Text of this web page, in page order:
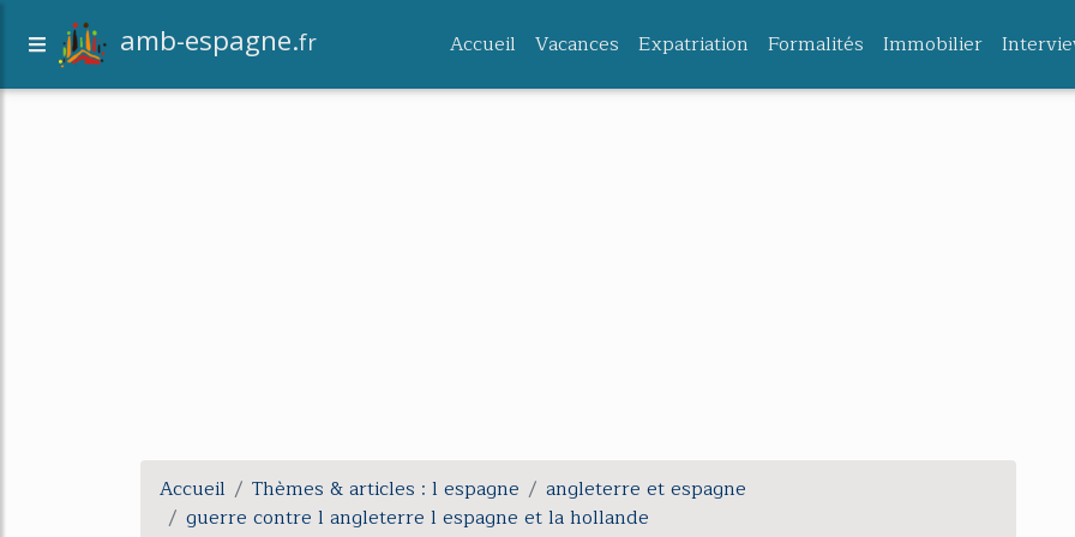
amb-espagne.fr Accueil Vacances Expatriation Formalités Immobilier
Accueil Thèmes & articles : l espagne
angleterre et espagne
guerre contre l angleterre l espagne et la hollande